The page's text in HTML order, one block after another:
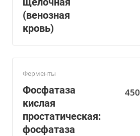
(венозная
кровь)
Ферменты
Фосфатаза
кислая
простатическая:
фосфатаза
450